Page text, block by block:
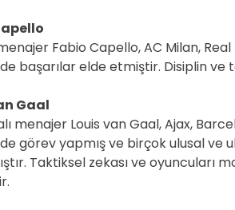
Fabio Capello, AC Milan,
başarılar elde etmiştir. Disiplin ve
Gaal
menajer Louis van Gaal, Ajax,
görev yapmış ve birçok ulusal ve
Taktiksel zekası ve oyuncuları